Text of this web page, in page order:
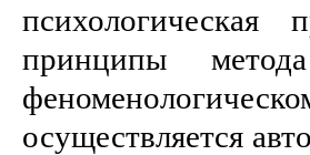
психологическая
принципы
осуществляется